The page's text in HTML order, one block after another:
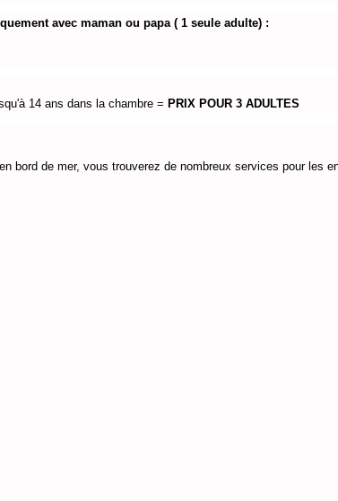
avec maman ou papa ( 1 seule adulte) :
14 ans dans la chambre = PRIX POUR 3 ADULTES
bord de mer, vous trouverez de nombreux services pour les